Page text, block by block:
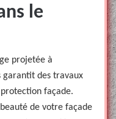
le
projetée à
garantit des travaux
façade.
de votre façade